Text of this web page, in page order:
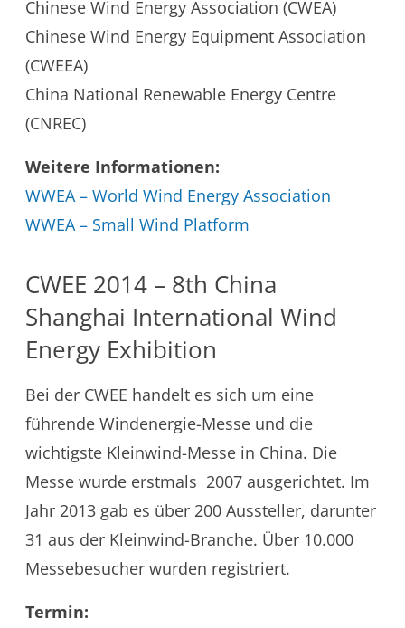
Chinese Wind Energy Association (CWEA)
Chinese Wind Energy Equipment Association
(CWEEA)
China National Renewable Energy Centre
(CNREC)
Weitere Informationen:
WWEA – World Wind Energy Association
WWEA – Small Wind Platform
CWEE 2014 – 8th China
Shanghai International Wind
Energy Exhibition
Bei der CWEE handelt es sich um eine
führende Windenergie-Messe und die
wichtigste Kleinwind-Messe in China. Die
Messe wurde erstmals 2007 ausgerichtet. Im
Jahr 2013 gab es über 200 Aussteller, darunter
31 aus der Kleinwind-Branche. Über 10.000
Messebesucher wurden registriert.
Termin: